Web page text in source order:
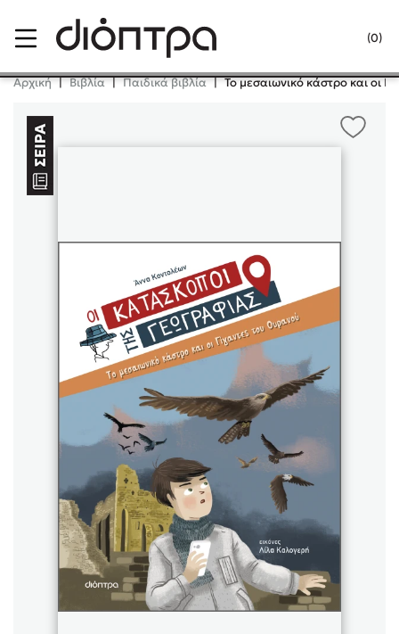
(0)
Κλείσιμο
Δημοφιλή Βιβλία
Χάρης Πολίτης
Καθρέφτης
Sebastian Fitzek
Playlist
Αρχική | Βιβλία | Παιδικά βιβλία | Το μεσαιωνικό κάστρο και οι